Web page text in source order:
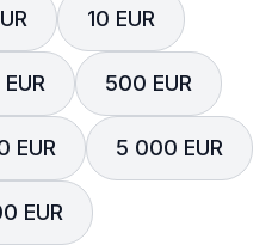
10 EUR
500 EUR
EUR 5 000 EUR
EUR